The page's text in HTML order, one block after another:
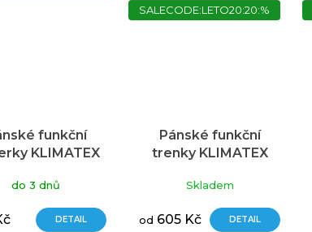
funkční
KLIMATEX
do 3 dnů
DETAIL
SALECODE:LETO20:20:%
Pánské funkční
trenky KLIMATEX
černé
Skladem
od 605 Kč DETAIL